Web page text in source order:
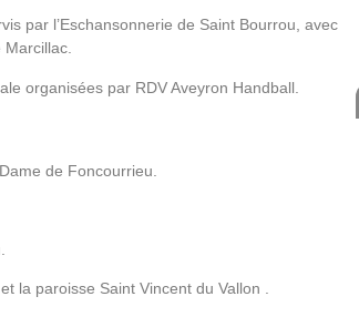
par l’Eschansonnerie de Saint Bourrou, avec
Marcillac.
organisées par RDV Aveyron Handball.
de Foncourrieu.
la paroisse Saint Vincent du Vallon .